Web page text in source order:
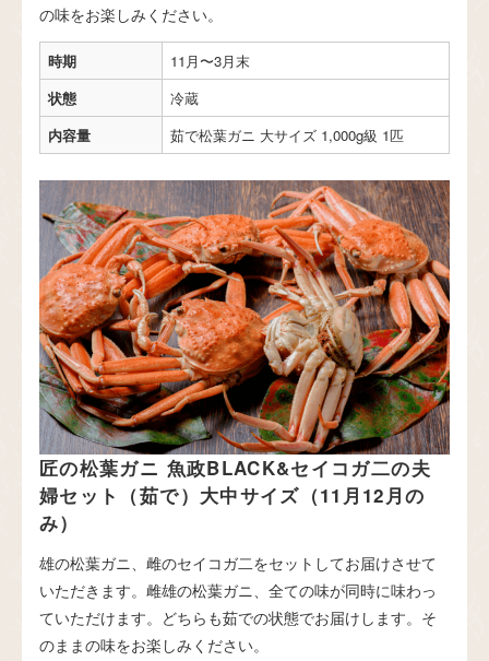
の味をお楽しみください。
時期
11月〜3月末
状態
冷蔵
内容量
茹で松葉ガニ 大サイズ 1,000g級 1匹
匠の松葉ガニ 魚政BLACK&セイコガ二の夫
婦セット（茹で）大中サイズ（11月12月の
み）
雄の松葉ガニ、雌のセイコガ二をセットしてお届けさせて
いただきます。雌雄の松葉ガニ、全ての味が同時に味わっ
ていただけます。どちらも茹での状態でお届けします。そ
のままの味をお楽しみください。